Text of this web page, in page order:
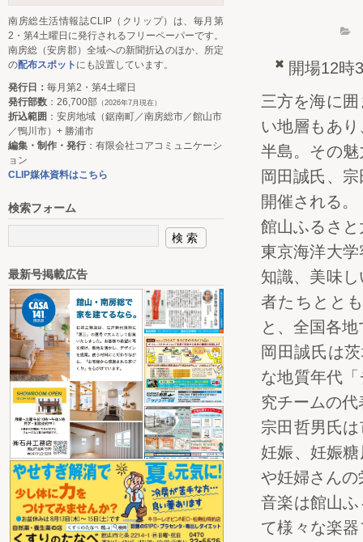
開場12時
三方を海に
い地層もあ
半島。その
岡田誠氏、
開催される。
館山ふるさ
東京海洋大
知識、美味
者たちとと
と、全国各
岡田誠氏は
な地質年代
究チームの
宗田哲男氏
妊娠、妊娠
や妊婦さん
音楽は館山
て様々な楽
南房総生活情報誌CLIP（クリップ）は、毎月第
2・第4土曜日に発行されるフリーペーパーです。
南房総（安房郡）全域への新聞折込のほか、所定
の配布スポット にも設置しています。
発行日： 毎月第2・第4土曜日
発行部数 ：26,700部 （2026年7月現在）
折込範囲 ：安房地域（鋸南町／南房総市／館山市
／鴨川市）+ 勝浦市
編集・制作・発行：有限会社コアコミュニケーシ
ョン
CLIP媒体資料はこちら
検索フォーム
最新号掲載広告